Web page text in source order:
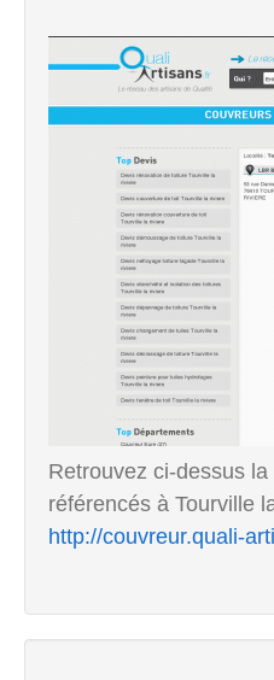
Retrouvez ci-dessus
référencés à Tourville
http://couvreur.quali-